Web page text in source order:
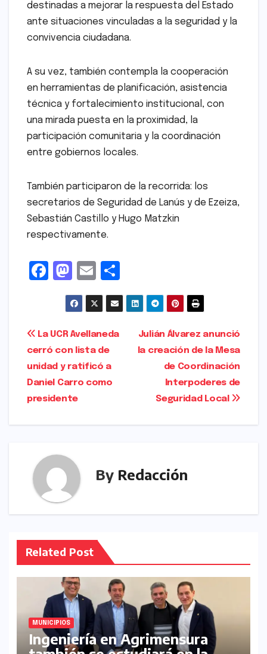
destinadas a mejorar la respuesta del Estado
ante situaciones vinculadas a la seguridad y la
convivencia ciudadana.
A su vez, también contempla la cooperación
en herramientas de planificación, asistencia
técnica y fortalecimiento institucional, con
una mirada puesta en la proximidad, la
participación comunitaria y la coordinación
entre gobiernos locales.
También participaron de la recorrida: los
secretarios de Seguridad de Lanús y de Ezeiza,
Sebastián Castillo y Hugo Matzkin
respectivamente.
F
e
b
o
o
k
M
a
s
t
o
d
o
n
E
m
ai
l
h
ar
Navegación
de
entradas
Julián Álvarez anunció
la creación de la Mesa
de Coordinación
Interpoderes de
Seguridad Local
La UCR Avellaneda
cerró con lista de
unidad y ratificó a
Daniel Carro como
presidente
By Redacción
Related Post
MUNICIPIOS
Ingeniería en Agrimensura